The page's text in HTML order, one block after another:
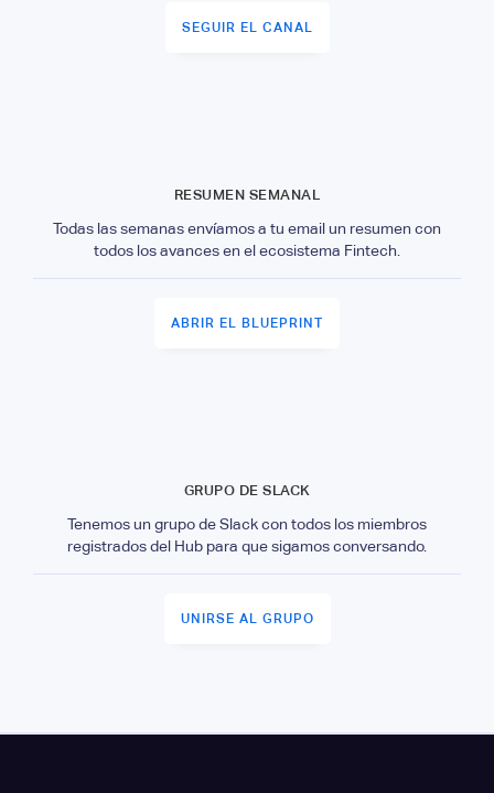
SEGUIR EL CANAL
RESUMEN SEMANAL
Todas las semanas envíamos a tu email un resumen con
todos los avances en el ecosistema Fintech.
ABRIR EL BLUEPRINT
GRUPO DE SLACK
Tenemos un grupo de Slack con todos los miembros
registrados del Hub para que sigamos conversando.
UNIRSE AL GRUPO